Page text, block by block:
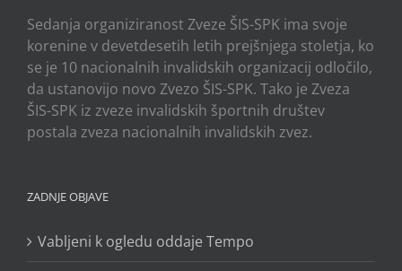
Sedanja organiziranost Zveze ŠIS-SPK ima svoje
korenine v devetdesetih letih prejšnjega stoletja, ko
se je 10 nacionalnih invalidskih organizacij odločilo,
da ustanovijo novo Zvezo ŠIS-SPK. Tako je Zveza
ŠIS-SPK iz zveze invalidskih športnih društev
postala zveza nacionalnih invalidskih zvez.
ZADNJE OBJAVE
Vabljeni k ogledu oddaje Tempo